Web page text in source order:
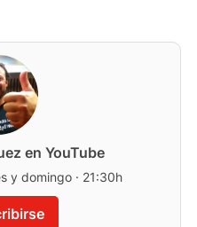
en YouTube
y domingo · 21:30h